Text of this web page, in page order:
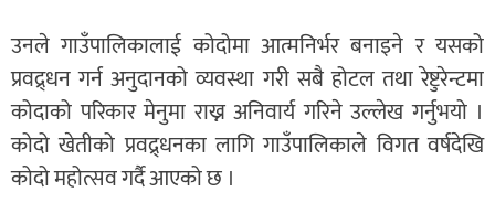
उनले गाउँपालिकालाई कोदोमा आत्मनिर्भर बनाइने र यसको
प्रवद्र्धन गर्न अनुदानको व्यवस्था गरी सबै होटल तथा रेष्टुरेन्टमा
कोदाको परिकार मेनुमा राख्न अनिवार्य गरिने उल्लेख गर्नुभयो ।
कोदो खेतीको प्रवद्र्धनका लागि गाउँपालिकाले विगत वर्षदेखि
कोदो महोत्सव गर्दै आएको छ ।